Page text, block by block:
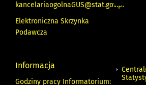
kancelariaogolnaGUS@stat.gov.pl
Elektroniczna Skrzynka
Podawcza
Informacja
Godziny pracy Informatorium: